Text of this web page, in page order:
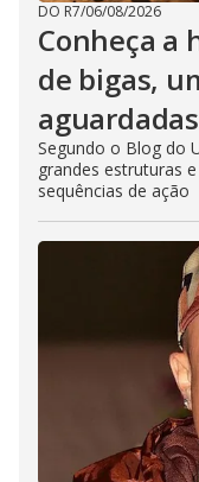
DO R7/06/08/2026
Conheça a
de bigas,
Segundo o Blog do
grandes estruturas
sequências de ação